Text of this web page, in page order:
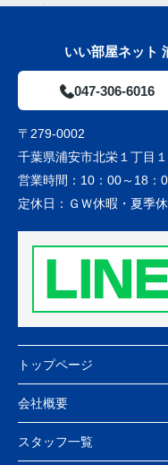
いい部屋ネット
047-306-6016
〒279-0002
千葉県浦安市北栄１丁目
営業時間： 10：00～18：
定休日： ＧＷ休暇・夏季
トップページ
会社概要
スタッフ一覧